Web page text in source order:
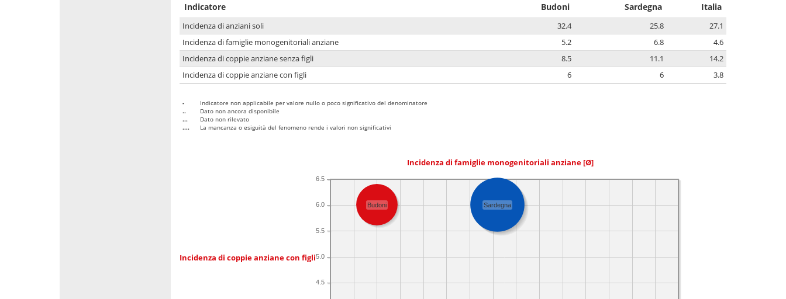
Indicatore Budoni Sardegna Italia
Incidenza di anziani soli 32.4 25.8
27.1
Incidenza di famiglie monogenitoriali anziane
5.2 6.8
4.6
Incidenza di coppie anziane senza figli
8.5 11.1
14.2
Incidenza di coppie anziane con figli
6 6 3.8
-
Indicatore non applicabile per valore nullo o poco significativo del denominatore
..
Dato non ancora disponibile
...
Dato non rilevato
....
La mancanza o esiguità del fenomeno rende i valori non significativi
Incidenza di famiglie monogenitoriali anziane [Ø]
Incidenza di coppie anziane con figli
4.5
5.0
5.5
6.0
6.5
Sardegna
Budoni